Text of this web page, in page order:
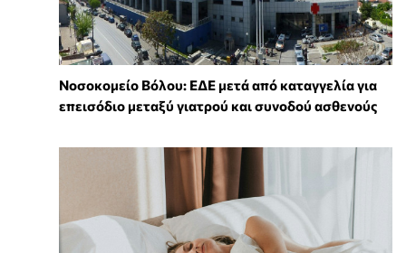
Νοσοκομείο Βόλου: ΕΔΕ μετά από καταγγελία για
επεισόδιο μεταξύ γιατρού και συνοδού ασθενούς